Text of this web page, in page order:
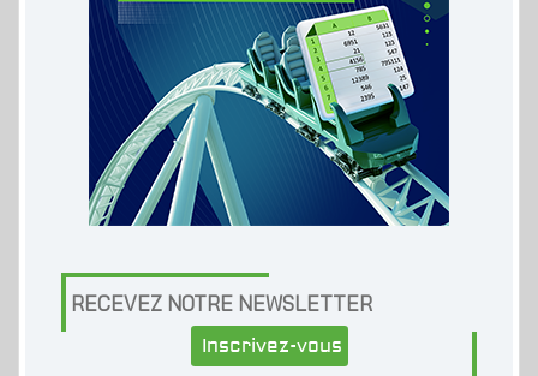
RECEVEZ NOTRE NEWSLETTER
Inscrivez-vous